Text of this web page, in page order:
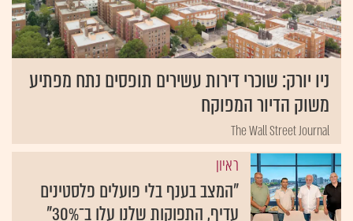
ניו יורק: שוכרי דירות עשירים תופסים נתח מפתיע
משוק הדיור המפוקח
The Wall Street Journal
ראיון
"המצב בענף בלי פועלים פלסטינים
עדיף, התפוקות שלנו עלו ב־30%"